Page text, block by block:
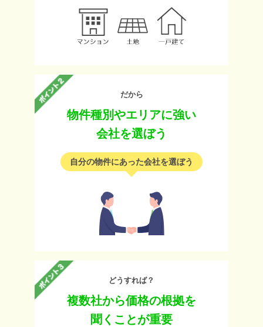
だから
物件種別やエリアに強い
会社を選ぼう
自分の物件にあった会社を選ぼう
どうすれば？
複数社から価格の根拠を
聞くことが重要